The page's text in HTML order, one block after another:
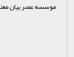
موسسه عصر بیان